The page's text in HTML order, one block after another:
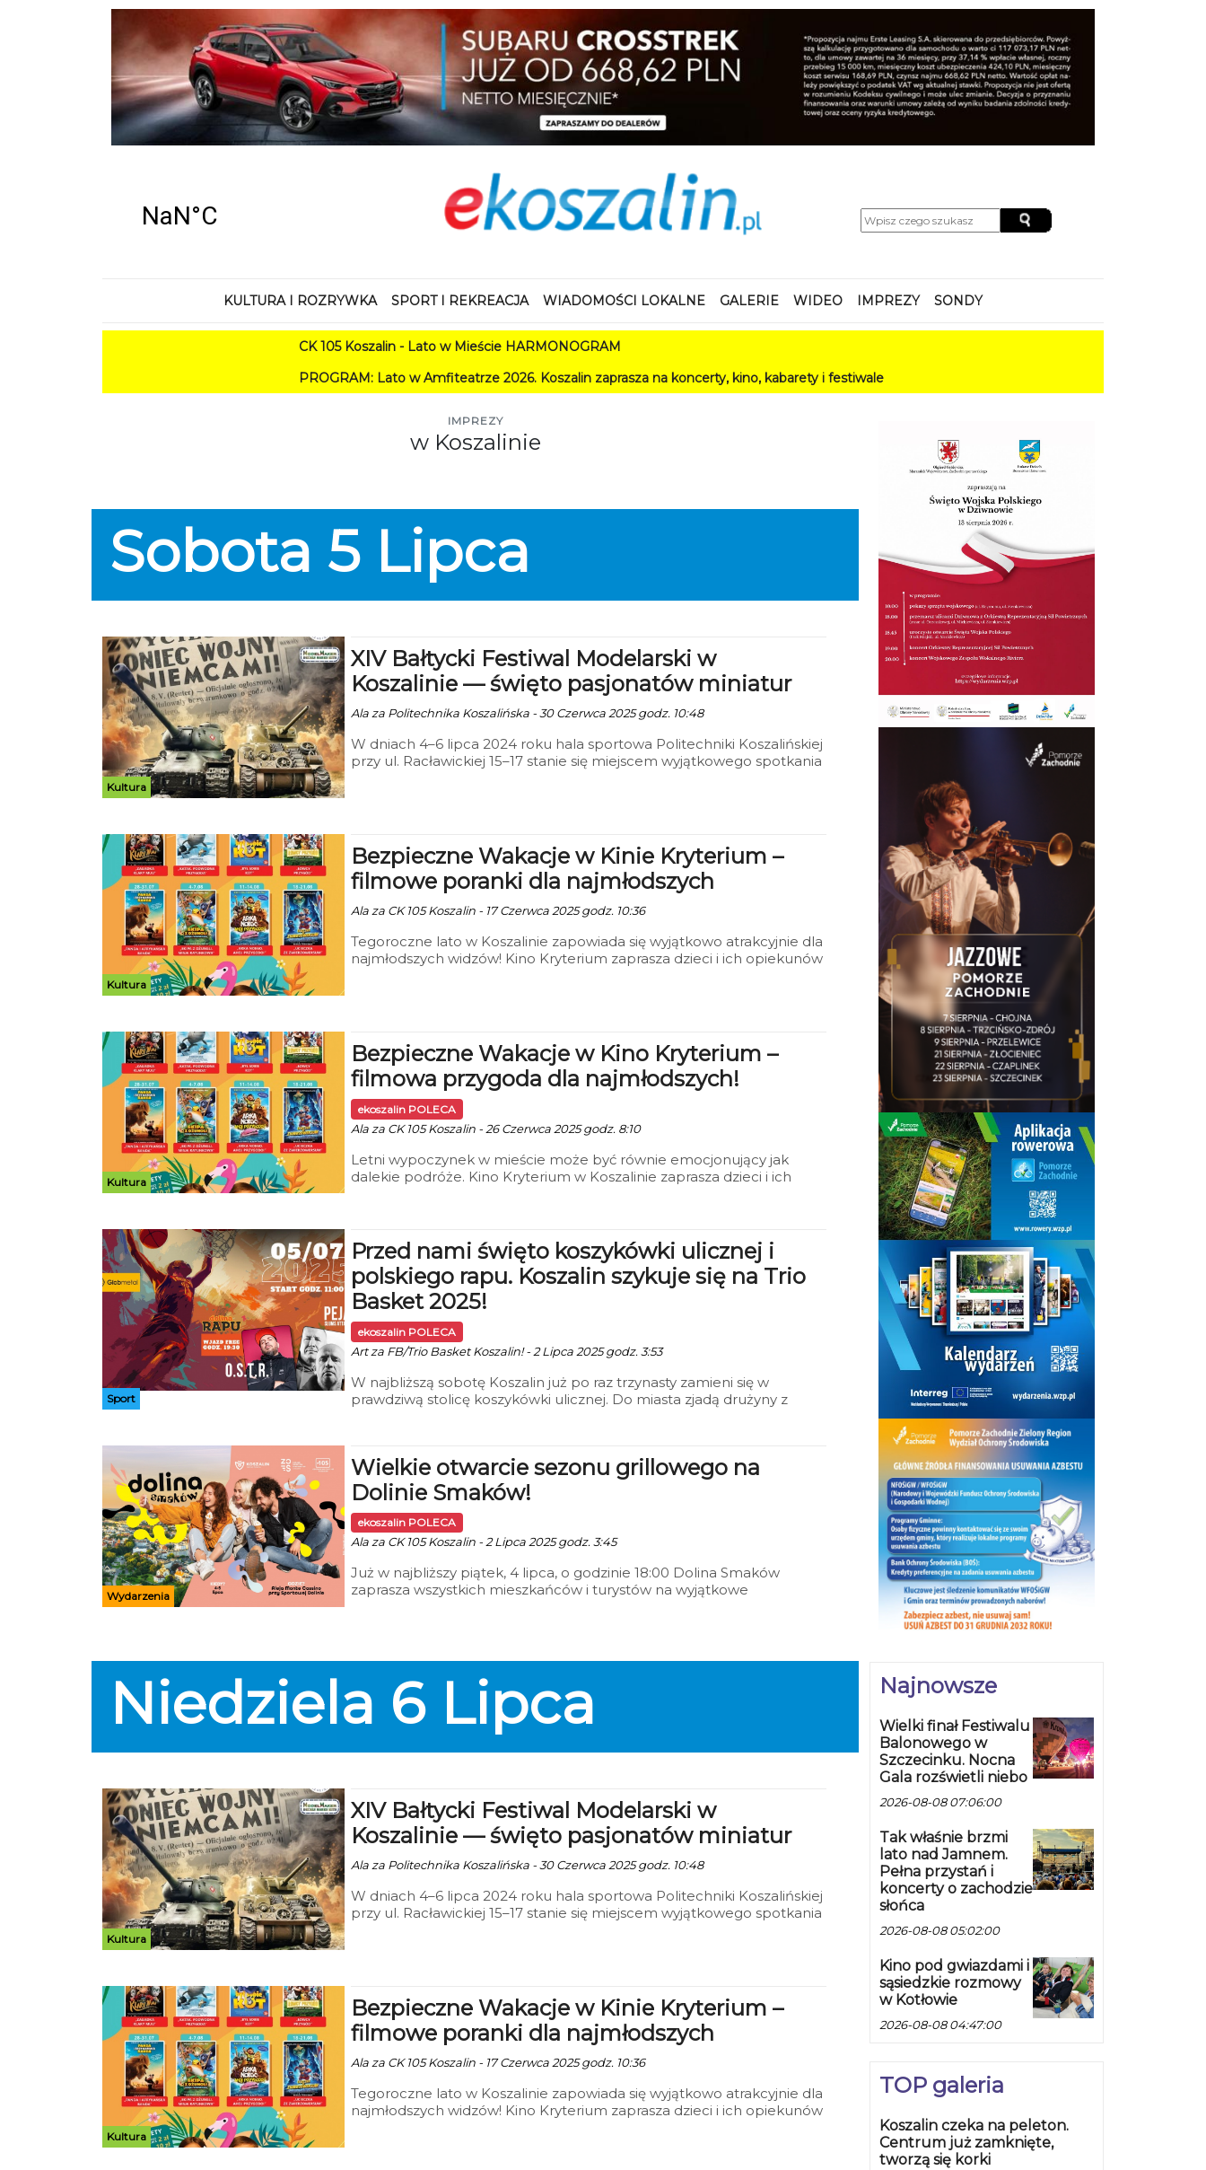
KULTURA I ROZRYWKA SPORT I REKREACJA WIADOMOŚCI LOKALNE GALERIE WIDEO IMPREZY SONDY
CK 105 Koszalin - Lato w Mieście HARMONOGRAM
PROGRAM: Lato w Amfiteatrze 2026. Koszalin zaprasza na koncerty, kino, kabarety i festiwale
IMPREZY
w Koszalinie
Sobota 5 Lipca
Kultura
XIV Bałtycki Festiwal Modelarski w
Koszalinie — święto pasjonatów miniatur
Ala za Politechnika Koszalińska - 30 Czerwca 2025 godz. 10:48
W dniach 4–6 lipca 2024 roku hala sportowa Politechniki Koszalińskiej
przy ul. Racławickiej 15–17 stanie się miejscem wyjątkowego spotkania
Kultura
Bezpieczne Wakacje w Kinie Kryterium –
filmowe poranki dla najmłodszych
Ala za CK 105 Koszalin - 17 Czerwca 2025 godz. 10:36
Tegoroczne lato w Koszalinie zapowiada się wyjątkowo atrakcyjnie dla
najmłodszych widzów! Kino Kryterium zaprasza dzieci i ich opiekunów
Kultura
Bezpieczne Wakacje w Kino Kryterium –
filmowa przygoda dla najmłodszych!
ekoszalin POLECA
Ala za CK 105 Koszalin - 26 Czerwca 2025 godz. 8:10
Letni wypoczynek w mieście może być równie emocjonujący jak
dalekie podróże. Kino Kryterium w Koszalinie zaprasza dzieci i ich
Sport
Przed nami święto koszykówki ulicznej i
polskiego rapu. Koszalin szykuje się na Trio
Basket 2025!
ekoszalin POLECA
Art za FB/Trio Basket Koszalin! - 2 Lipca 2025 godz. 3:53
W najbliższą sobotę Koszalin już po raz trzynasty zamieni się w
prawdziwą stolicę koszykówki ulicznej. Do miasta zjadą drużyny z
Wydarzenia
Wielkie otwarcie sezonu grillowego na
Dolinie Smaków!
ekoszalin POLECA
Ala za CK 105 Koszalin - 2 Lipca 2025 godz. 3:45
Już w najbliższy piątek, 4 lipca, o godzinie 18:00 Dolina Smaków
zaprasza wszystkich mieszkańców i turystów na wyjątkowe
Organizatorzy zadbali o to, aby każdy mógł poczuć prawdziwy letni
klimat — kiełbaski będą dostępne bezpłatnie, a dodatkowo
przygotowano liczne strefy tematyczne.
Niedziela 6 Lipca
Kultura
XIV Bałtycki Festiwal Modelarski w
Koszalinie — święto pasjonatów miniatur
Ala za Politechnika Koszalińska - 30 Czerwca 2025 godz. 10:48
W dniach 4–6 lipca 2024 roku hala sportowa Politechniki Koszalińskiej
przy ul. Racławickiej 15–17 stanie się miejscem wyjątkowego spotkania
Kultura
Bezpieczne Wakacje w Kinie Kryterium –
filmowe poranki dla najmłodszych
Ala za CK 105 Koszalin - 17 Czerwca 2025 godz. 10:36
Tegoroczne lato w Koszalinie zapowiada się wyjątkowo atrakcyjnie dla
najmłodszych widzów! Kino Kryterium zaprasza dzieci i ich opiekunów
Najnowsze
Wielki finał Festiwalu
Balonowego w
Szczecinku. Nocna
Gala rozświetli niebo
2026-08-08 07:06:00
Tak właśnie brzmi
lato nad Jamnem.
Pełna przystań i
koncerty o zachodzie
słońca
2026-08-08 05:02:00
Kino pod gwiazdami i
sąsiedzkie rozmowy
w Kotłowie
2026-08-08 04:47:00
TOP galeria
Koszalin czeka na peleton.
Centrum już zamknięte,
tworzą się korki